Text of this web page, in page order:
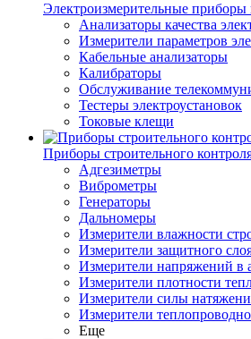
Электроизмерительные приборы
Анализаторы качества
Измерители параметров
Кабельные анализаторы
Калибраторы
Обслуживание
Тестеры электроустановок
Токовые клещи
Приборы строительного
Адгезиметры
Виброметры
Генераторы
Дальномеры
Измерители влажности
Измерители защитного
Измерители напряжений в
Измерители плотности
Измерители силы
Измерители
Еще